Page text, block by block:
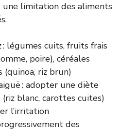
une limitation des aliments
: légumes cuits, fruits frais
poire), céréales
(quinoa, riz brun)
: adopter une diète
blanc, carottes cuites)
l’irritation
des